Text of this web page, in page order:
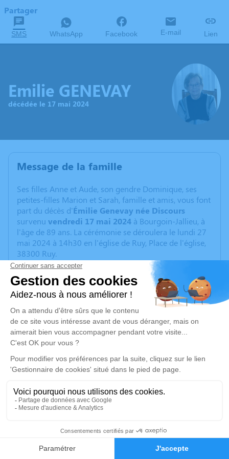
Faire-part Hommages
Partager
SMS WhatsApp Facebook E-mail Lien
Emilie GENEVAY
décédée le 17 mai 2024
Message de la famille
Ses filles Anne et Aude, son gendre Dominique, ses
petites-filles Marion et Sarah, famille et amis, vous font
part du décès d'Émilie Genevay née Discours
survenu vendredi 17 mai 2024 à Bourgoin-Jallieu, à
l'âge de 89 ans. La cérémonie se déroulera le lundi 27
mai 2024 à 14h30 en l'église de Ruy, Place de l'église,
38300 Ruy.
Cet espace privé est destiné à recueillir vos
condoléances ou le souvenir d’un moment passé.
Un service de plantation d’arbre hommage est
disponible ici.
lundi 27 mai 2024 à 14h30
Eglise de Ruy Place de l'église
Je rends hommage